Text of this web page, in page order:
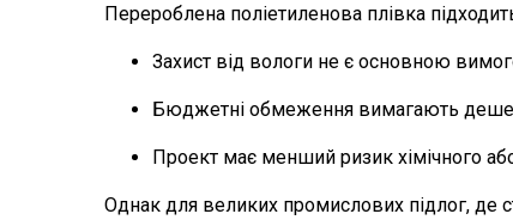
Перероблена поліетиленова плівка
Захист від вологи не є основною
Бюджетні обмеження вимагають
Проект має менший ризик хімічного
Однак для великих промислових підлог, де